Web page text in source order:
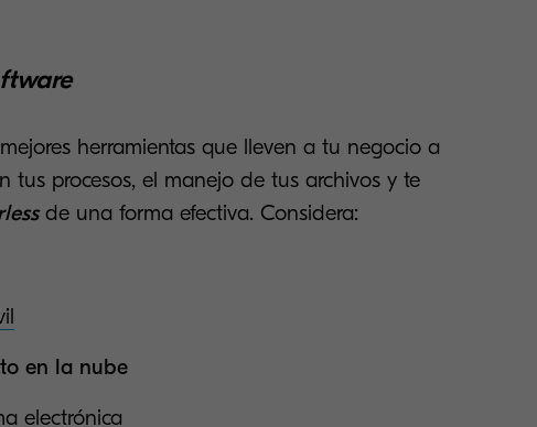
herramientas que lleven a tu negocio a
tus procesos, el manejo de tus archivos y te
de una forma efectiva. Considera:
en la nube
electrónica